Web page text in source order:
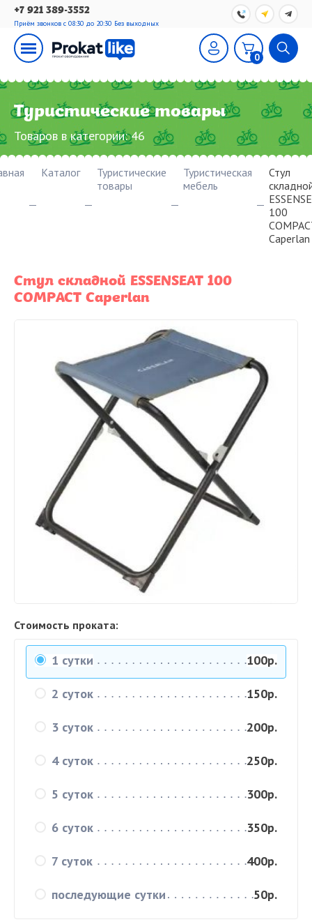
+7 921 389-3552
Приём звонков с 08:30 до 20:30 Без выходных
0
Туристические товары
Товаров в категории:46
Каталог
Туристические
товары
Туристическая
мебель
Стул
100
Caperlan
Стул складной ESSENSEAT 100
COMPACT Caperlan
Стоимость проката:
1 сутки 100р.
2 суток 150р.
3 суток 200р.
4 суток 250р.
5 суток 300р.
6 суток 350р.
7 суток 400р.
последующие сутки 50р.